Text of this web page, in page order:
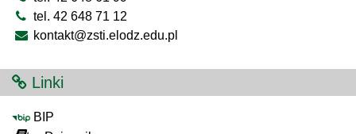
tel. 42 648 71 12
kontakt@zsti.elodz.edu.pl
Linki
BIP